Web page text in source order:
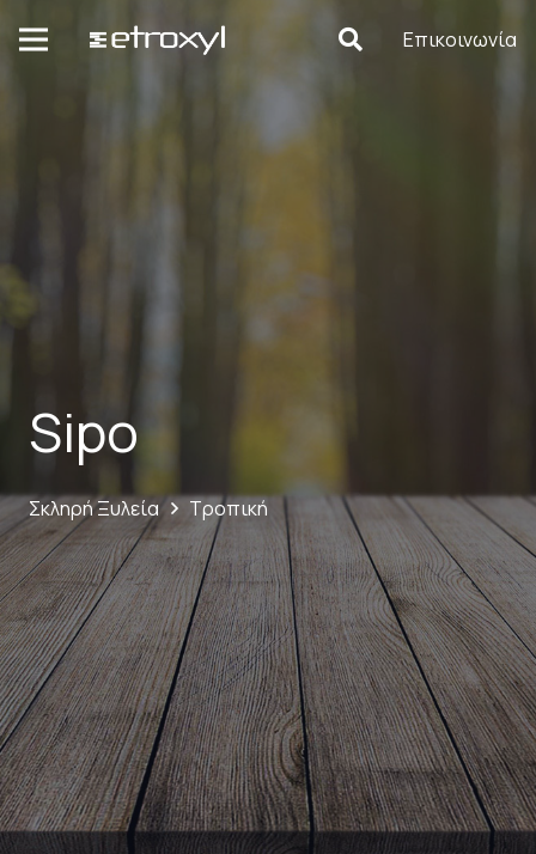
Επικοινωνία
Sipo
Σκληρή Ξυλεία Τροπική